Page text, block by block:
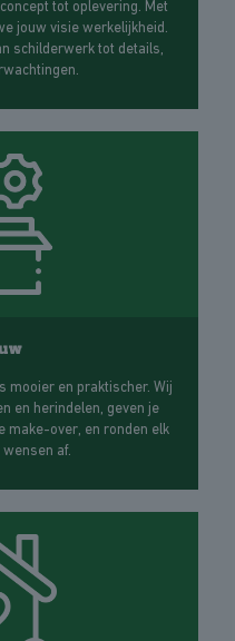
tot oplevering. Met
jouw visie werkelijkheid.
schilderwerk tot details,
mooier en praktischer. Wij
en herindelen, geven je
make-over, en ronden elk
af.